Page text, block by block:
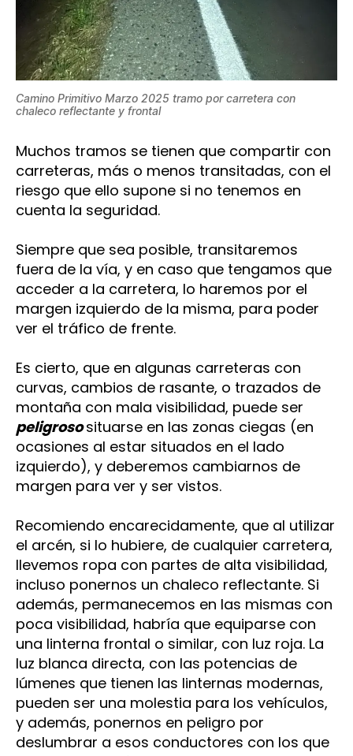
Camino Primitivo Marzo 2025 tramo por carretera con
chaleco reflectante y frontal
Muchos tramos se tienen que compartir con
carreteras, más o menos transitadas, con el
riesgo que ello supone si no tenemos en
cuenta la seguridad.
Siempre que sea posible, transitaremos
fuera de la vía, y en caso que tengamos que
acceder a la carretera, lo haremos por el
margen izquierdo de la misma, para poder
ver el tráfico de frente.
Es cierto, que en algunas carreteras con
curvas, cambios de rasante, o trazados de
montaña con mala visibilidad, puede ser
peligrososituarse en las zonas ciegas (en
ocasiones al estar situados en el lado
izquierdo), y deberemos cambiarnos de
margen para ver y ser vistos.
Recomiendo encarecidamente, que al utilizar
el arcén, si lo hubiere, de cualquier carretera,
llevemos ropa con partes de alta visibilidad,
incluso ponernos un chaleco reflectante. Si
además, permanecemos en las mismas con
poca visibilidad, habría que equiparse con
una linterna frontal o similar, con luz roja. La
luz blanca directa, con las potencias de
lúmenes que tienen las linternas modernas,
pueden ser una molestia para los vehículos,
y además, ponernos en peligro por
deslumbrar a esos conductores con los que